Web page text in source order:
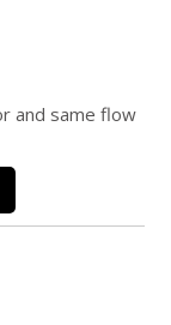
and same flow